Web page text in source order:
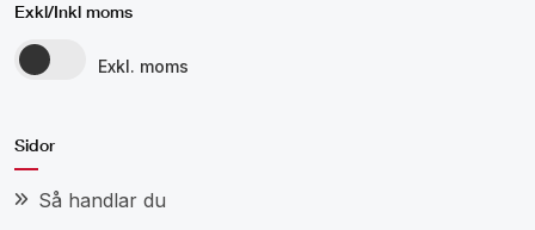
Exkl/Inkl moms
Exkl. moms
Sidor
Så handlar du